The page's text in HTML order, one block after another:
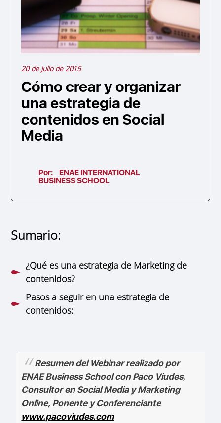
20 de Julio de 2015
Cómo crear y organizar
una estrategia de
contenidos en Social
Media
Por:
ENAE INTERNATIONAL
BUSINESS SCHOOL
Sumario:
¿Qué es una estrategia de Marketing de
contenidos?
Pasos a seguir en una estrategia de
contenidos:
Resumen del Webinar realizado por
ENAE Business School con Paco Viudes,
Consultor en Social Media y Marketing
Online, Ponente y Conferenciante
www.pacoviudes.com